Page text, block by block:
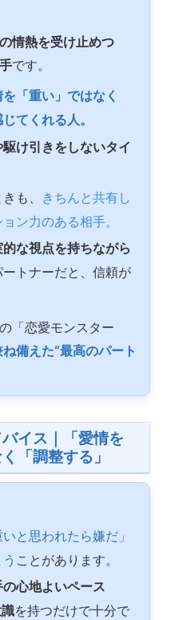
情熱を受け止めつ
です。
「重い」ではなく
てくれる人。
駆け引きをしないタイ
も、 きちんと共有し
ン力のある相手。
的な視点を持ちながら
ートナーだと、信頼が
「恋愛モンスター
備えた“最高のパート
イス｜「愛情を
「調整する」
いと思われたら嫌だ」
ことがあります。
の心地よいペース
を持つだけで十分で